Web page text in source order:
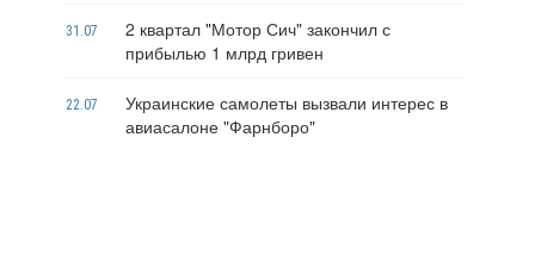
31.07
2 квартал "Мотор Сич" закончил с
прибылью 1 млрд гривен
22.07
Украинские самолеты вызвали интерес в
авиасалоне "Фарнборо"